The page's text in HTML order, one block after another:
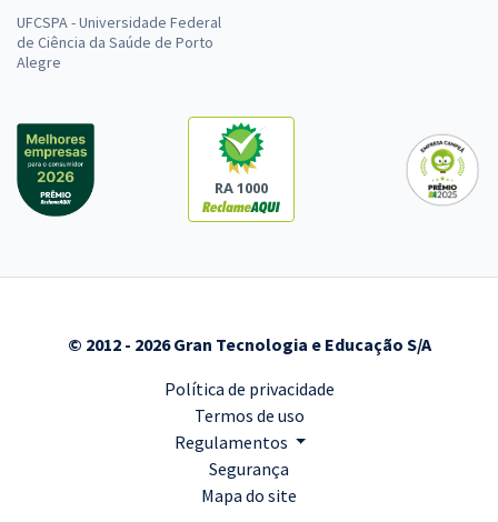
UFCSPA - Universidade Federal
de Ciência da Saúde de Porto
Alegre
RA 1000
© 2012 - 2026 Gran Tecnologia e Educação S/A
Política de privacidade
Termos de uso
Regulamentos
Segurança
Mapa do site